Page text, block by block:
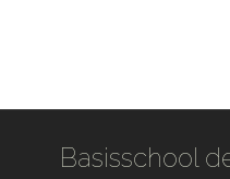
Basisschool